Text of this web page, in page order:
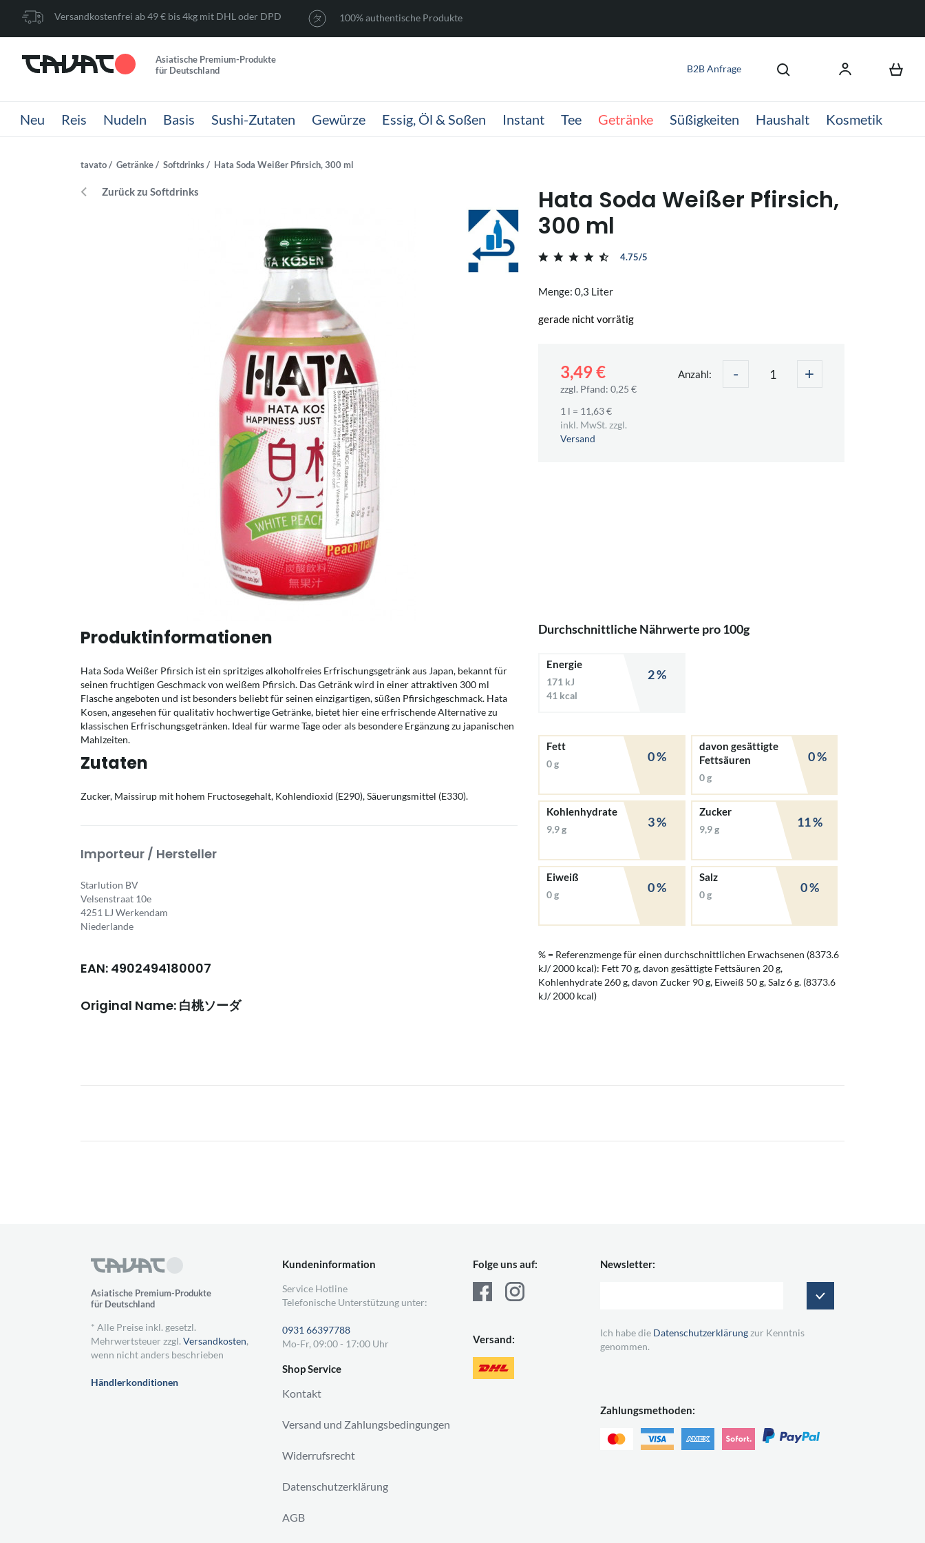
Versandkostenfrei ab 49 € bis 4kg mit DHL oder DPD 100% authentische Produkte
Asiatische Premium-Produkte
für Deutschland
B2B Anfrage
Neu Reis Nudeln Basis Sushi-Zutaten Gewürze Essig, Öl & Soßen Instant Tee Getränke Süßigkeiten Haushalt Kosmetik
tavato Getränke Softdrinks Hata Soda Weißer Pfirsich, 300 ml
Zurück zu Softdrinks
Hata Soda Weißer Pfirsich,
300 ml
4.75/5
Menge: 0,3 Liter
gerade nicht vorrätig
3,49 €
zzgl. Pfand: 0,25 €
Anzahl: - +
1 l = 11,63 €
inkl. MwSt. zzgl.
Versand
Produktinformationen
Hata Soda Weißer Pfirsich ist ein spritziges alkoholfreies Erfrischungsgetränk aus Japan, bekannt für
seinen fruchtigen Geschmack von weißem Pfirsich. Das Getränk wird in einer attraktiven 300 ml
Flasche angeboten und ist besonders beliebt für seinen einzigartigen, süßen Pfirsichgeschmack. Hata
Kosen, angesehen für qualitativ hochwertige Getränke, bietet hier eine erfrischende Alternative zu
klassischen Erfrischungsgetränken. Ideal für warme Tage oder als besondere Ergänzung zu japanischen
Mahlzeiten.
Zutaten
Zucker, Maissirup mit hohem Fructosegehalt, Kohlendioxid (E290), Säuerungsmittel (E330).
Importeur / Hersteller
Starlution BV
Velsenstraat 10e
4251 LJ Werkendam
Niederlande
EAN: 4902494180007
Original Name: 白桃ソーダ
Durchschnittliche Nährwerte pro 100g
Energie
171 kJ
41 kcal
2 %
Fett
0 g 0 %
davon gesättigte
Fettsäuren
0 g
0 %
Kohlenhydrate
9,9 g 3 %
Zucker
9,9 g 11 %
Eiweiß
0 g 0 %
Salz
0 g 0 %
% = Referenzmenge für einen durchschnittlichen Erwachsenen (8373.6
kJ/ 2000 kcal): Fett 70 g, davon gesättigte Fettsäuren 20 g,
Kohlenhydrate 260 g, davon Zucker 90 g, Eiweiß 50 g, Salz 6 g. (8373.6
kJ/ 2000 kcal)
Asiatische Premium-Produkte
für Deutschland
* Alle Preise inkl. gesetzl.
Mehrwertsteuer zzgl. Versandkosten,
wenn nicht anders beschrieben
Händlerkonditionen
Kundeninformation
Service Hotline
Telefonische Unterstützung unter:
0931 66397788
Mo-Fr, 09:00 - 17:00 Uhr
Shop Service
Kontakt
Versand und Zahlungsbedingungen
Widerrufsrecht
Datenschutzerklärung
AGB
Folge uns auf:
Versand:
Newsletter:
Ich habe die Datenschutzerklärungzur Kenntnis
genommen.
Zahlungsmethoden: